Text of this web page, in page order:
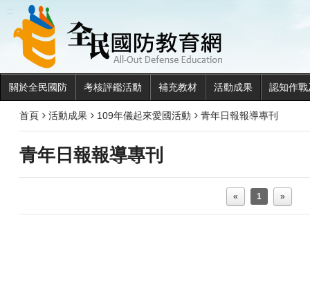
:::
關於全民國防 考核評鑑活動 補充教材 活動成果 認知作
首頁 活動成果 109年儀起來愛國活動 青年日報報導專刊
青年日報報導專刊
« 1 »